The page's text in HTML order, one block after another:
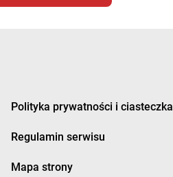
Polityka prywatności i ciasteczka
Regulamin serwisu
Mapa strony